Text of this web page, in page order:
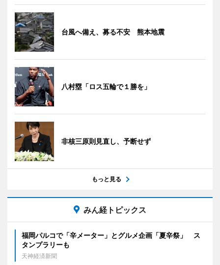
台風へ備え、募る不安 熊本地震
八村塁「ロス五輪で１勝を」
非核三原則見直し、予断せず
もっと見る
みん経トピックス
福岡パルコで「辛メーター」とグルメ企画「夏辛祭」 ス
タンプラリーも
天神経済新聞